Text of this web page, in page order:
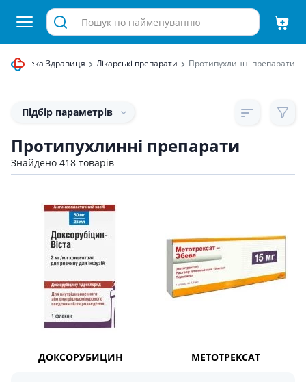
аптека Здравиця Лікарські препарати Протипухлинні препарати
Підбір параметрів
Протипухлинні препарати
Знайдено 418 товарів
ДОКСОРУБИЦИН МЕТОТРЕКСАТ